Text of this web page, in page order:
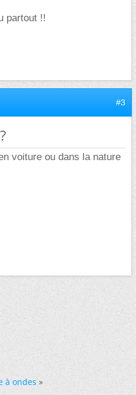
partout !!
#3
voiture ou dans la nature
à ondes »